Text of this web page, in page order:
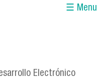
☰ Menu
Electrónico